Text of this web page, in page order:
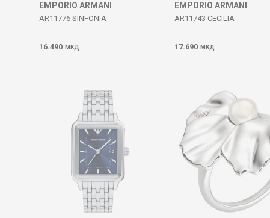
EMPORIO ARMANI
AR11776 SINFONIA
16.490 МКД
EMPORIO ARMANI
AR11743 CECILIA
17.690 МКД